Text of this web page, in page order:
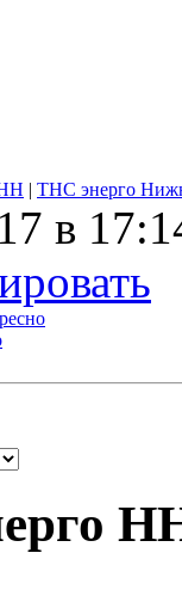
| ТНС энерго
в